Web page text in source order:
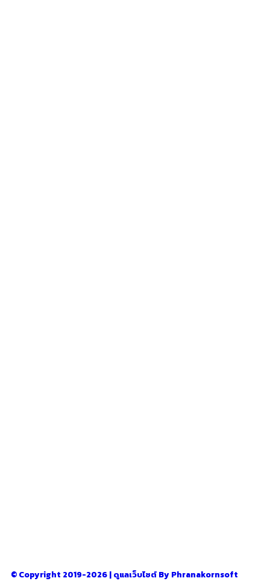
© Copyright 2019-2026 | ดูแลเว็บไซต์ By Phranakornsoft